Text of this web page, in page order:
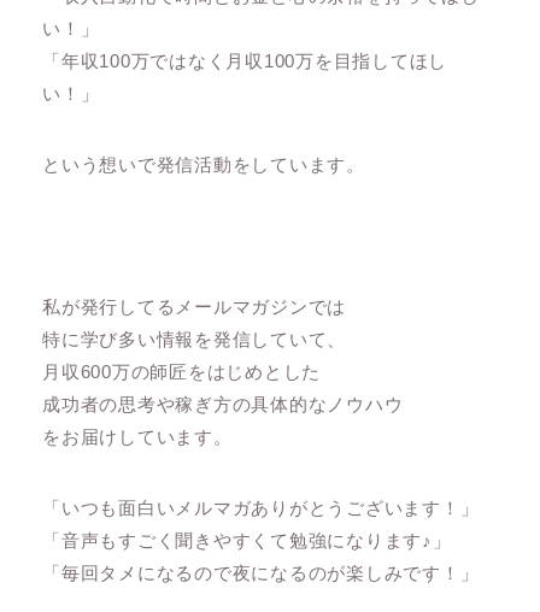
い！」
「年収100万ではなく月収100万を目指してほし
い！」
という想いで発信活動をしています。
私が発行してるメールマガジンでは
特に学び多い情報を発信していて、
月収600万の師匠をはじめとした
成功者の思考や稼ぎ方の具体的なノウハウ
をお届けしています。
「いつも面白いメルマガありがとうございます！」
「音声もすごく聞きやすくて勉強になります♪」
「毎回タメになるので夜になるのが楽しみです！」